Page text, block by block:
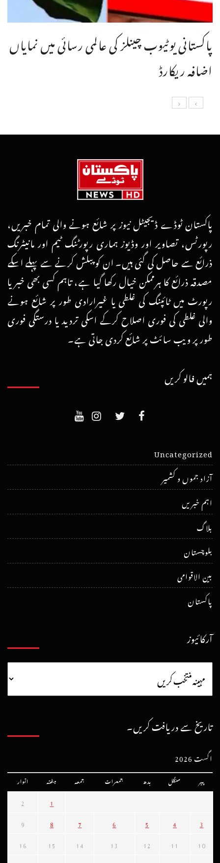
پاکستانی یوٹیوب چینلز کی عالمی رسائی میں نمایاں
اضافہ ریکارڈ
پاکستان ٹوڈے ڈیجیٹل نیوز پر شائع ہونے والی تمام خبریں،
رپورٹس، تصاویر اور وڈیوز ہماری رپورٹنگ ٹیم اور مانیٹرنگ
ذرائع سے حاصل کی گئی ہیں۔ ان کو پبلش کرنے سے پہلے اسکے
مصدقہ ذرائع کا ہرممکن خیال رکھا گیا ہے، تاہم کسی بھی خبر یا
رپورٹ میں ٹائپنگ کی غلطی یا غیرارادی طور پر شائع ہونے
والی غلطی کی فوری اصلاح کرکے اسکی تردید یا درستگی فوری
طور پر ویب سائٹ پر شائع کردی جاتی ہے۔
ہمیں فالو کریں
Uncategorized
آزاد جموں و کشمیر
اہم خبریں
بلاگ
بلوچستان
بین الاقوامی
پاکستان
آرکائیوز
تاریخ سے دریافت کریں۔
اگست 2026
پیر منگل بدھ جمعرات جمعہ ہفتہ اتوار
1
2
3
4
5
6
7
8
9
10
11
12
13
14
15
16